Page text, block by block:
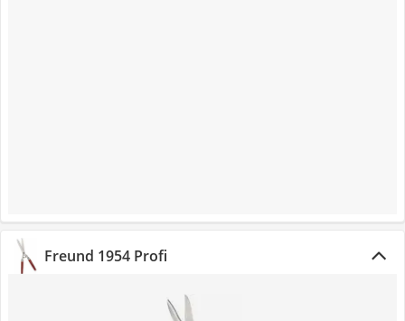
Freund 1954 Profi